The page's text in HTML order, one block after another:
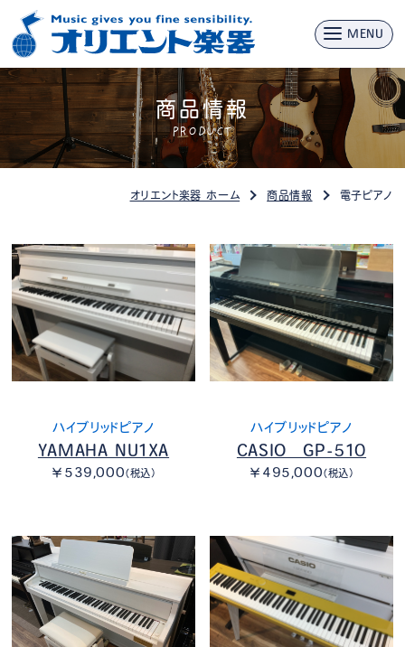
MENU
商品情報
PRODUCT
オリエント楽器 ホーム 商品情報 電子ピアノ
ハイブリッドピアノ
YAMAHA NU1XA
￥539,000（税込）
ハイブリッドピアノ
CASIO GP-510
￥495,000（税込）